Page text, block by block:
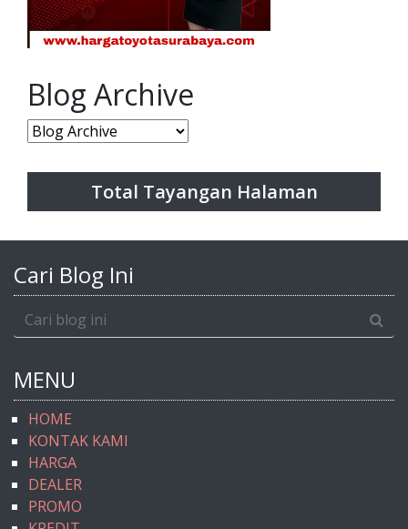
Blog Archive
Total Tayangan Halaman
Cari Blog Ini
MENU
HOME
KONTAK KAMI
HARGA
DEALER
PROMO